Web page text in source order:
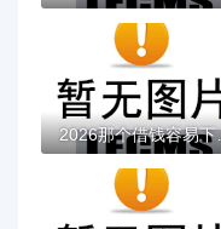
2026那